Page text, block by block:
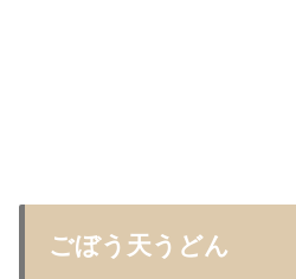
ごぼう天うどん